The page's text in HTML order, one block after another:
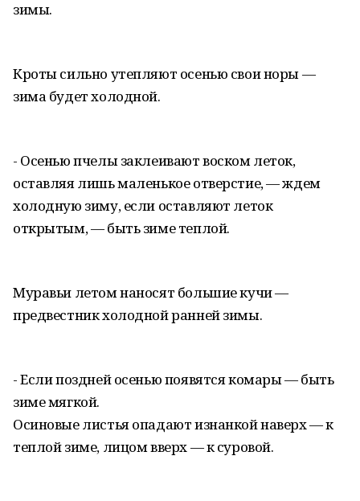
зимы.
Кроты сильно утепляют осенью свои норы —
зима будет холодной.
- Осенью пчелы заклеивают воском леток,
оставляя лишь маленькое отверстие, — ждем
холодную зиму, если оставляют леток
открытым, — быть зиме теплой.
Муравьи летом наносят большие кучи —
предвестник холодной ранней зимы.
- Если поздней осенью появятся комары — быть
зиме мягкой.
Осиновые листья опадают изнанкой наверх — к
теплой зиме, лицом вверх — к суровой.